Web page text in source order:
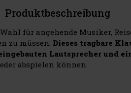
Produktbeschreibung
für angehende Musiker,
zu müssen. Dieses tragbare
Lautsprecher und
abspielen können.